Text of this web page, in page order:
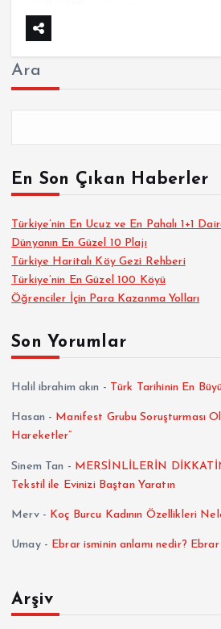
Ara
En Son Çıkan Haberler
Türkiye’nin En Ucuz ve En Pahalı 1+1
Dünyanın En Güzel 10 Plajı
Türkiye Haritalı Köy Gezi Rehberi
Türkiye’nin En Güzel 100 Köyü
Öğrenciler İçin Para Kazanma Yolları
Son Yorumlar
Halil ibrahim akın - Türk Tarihinin En
Hasan - Manifest Grubu Soruşturması
Hareketler”
Sinem Tan - MERSİNLİLERİN
Tekstil ile Evinizi Baştan Yaratın
Merv- Koç Burcu Kadının Özellikleri
Umay- Ebrar isminin anlamı nedir?
Arşiv